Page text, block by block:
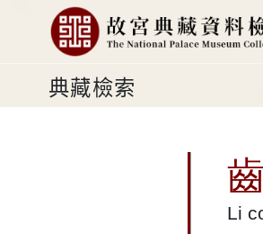
典藏檢索
Li